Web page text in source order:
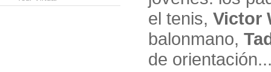
el tenis, Victor
balonmano,
de